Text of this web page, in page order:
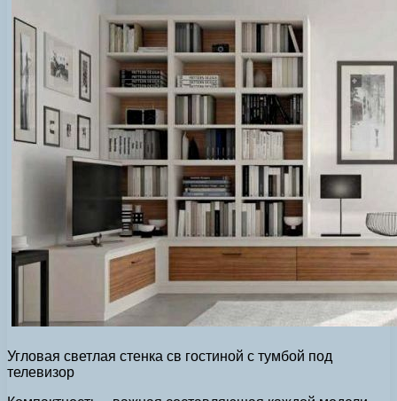
Угловая светлая стенка св гостиной с тумбой под
телевизор